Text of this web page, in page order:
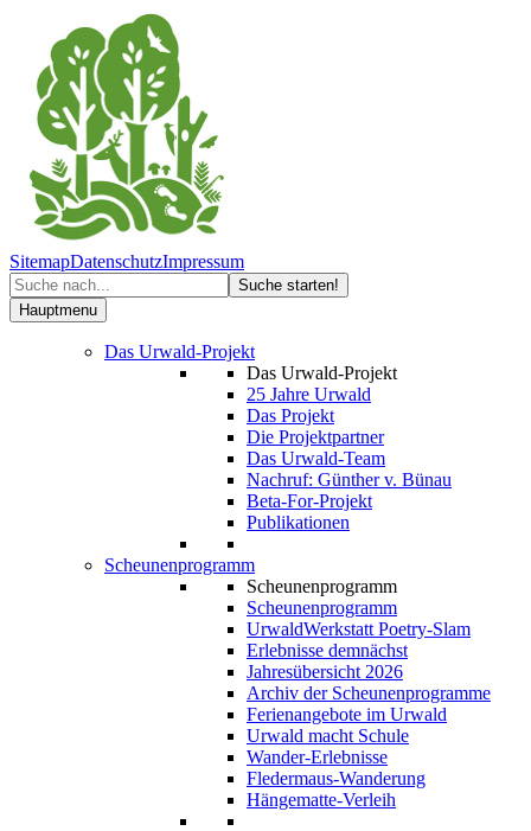
SitemapDatenschutzImpressum
Hauptmenu
Das Urwald-Projekt
Das Urwald-Projekt
25 Jahre Urwald
Das Projekt
Die Projektpartner
Das Urwald-Team
Nachruf: Günther v. Bünau
Beta-For-Projekt
Publikationen
Scheunenprogramm
Scheunenprogramm
Scheunenprogramm
UrwaldWerkstatt Poetry-Slam
Erlebnisse demnächst
Jahresübersicht 2026
Archiv der Scheunenprogramme
Ferienangebote im Urwald
Urwald macht Schule
Wander-Erlebnisse
Fledermaus-Wanderung
Hängematte-Verleih